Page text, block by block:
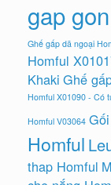
gap
Ghế gấp dã ngoại
Homful
Khaki Ghế
Homful X01090 - Có
Homful V03064
Homful
thap Homful